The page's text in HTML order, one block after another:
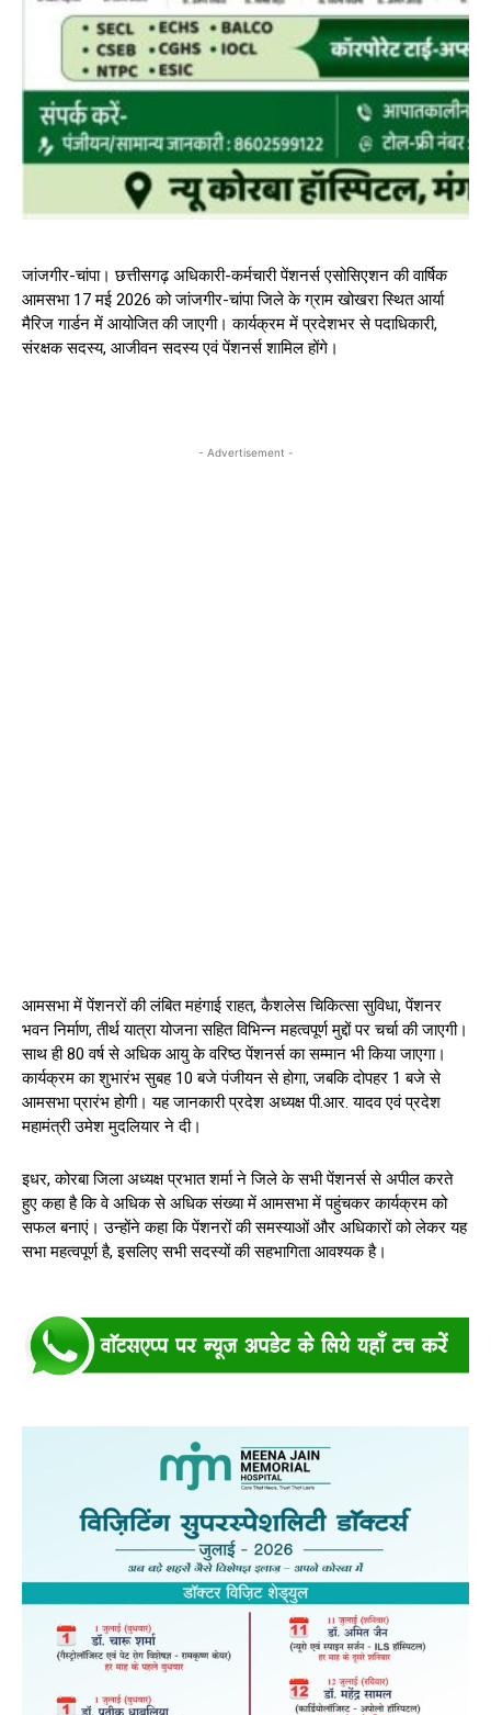
जांजगीर-चांपा। छत्तीसगढ़ अधिकारी-कर्मचारी पेंशनर्स एसोसिएशन की वार्षिक
आमसभा 17 मई 2026 को जांजगीर-चांपा जिले के ग्राम खोखरा स्थित आर्या
मैरिज गार्डन में आयोजित की जाएगी। कार्यक्रम में प्रदेशभर से पदाधिकारी,
संरक्षक सदस्य, आजीवन सदस्य एवं पेंशनर्स शामिल होंगे।
- Advertisement -
आमसभा में पेंशनरों की लंबित महंगाई राहत, कैशलेस चिकित्सा सुविधा, पेंशनर
भवन निर्माण, तीर्थ यात्रा योजना सहित विभिन्न महत्वपूर्ण मुद्दों पर चर्चा की जाएगी।
साथ ही 80 वर्ष से अधिक आयु के वरिष्ठ पेंशनर्स का सम्मान भी किया जाएगा।
कार्यक्रम का शुभारंभ सुबह 10 बजे पंजीयन से होगा, जबकि दोपहर 1 बजे से
आमसभा प्रारंभ होगी। यह जानकारी प्रदेश अध्यक्ष पी.आर. यादव एवं प्रदेश
महामंत्री उमेश मुदलियार ने दी।
इधर, कोरबा जिला अध्यक्ष प्रभात शर्मा ने जिले के सभी पेंशनर्स से अपील करते
हुए कहा है कि वे अधिक से अधिक संख्या में आमसभा में पहुंचकर कार्यक्रम को
सफल बनाएं। उन्होंने कहा कि पेंशनरों की समस्याओं और अधिकारों को लेकर यह
सभा महत्वपूर्ण है, इसलिए सभी सदस्यों की सहभागिता आवश्यक है।